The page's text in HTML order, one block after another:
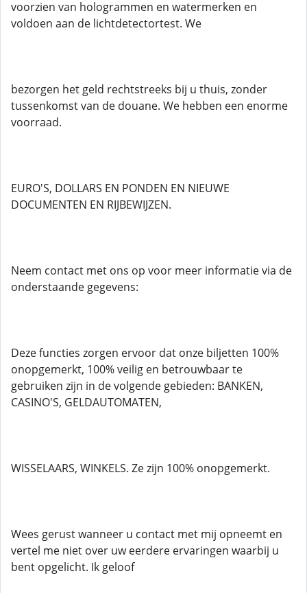
voorzien van hologrammen en watermerken en
voldoen aan de lichtdetectortest. We
bezorgen het geld rechtstreeks bij u thuis, zonder
tussenkomst van de douane. We hebben een enorme
voorraad.
EURO'S, DOLLARS EN PONDEN EN NIEUWE
DOCUMENTEN EN RIJBEWIJZEN.
Neem contact met ons op voor meer informatie via de
onderstaande gegevens:
Deze functies zorgen ervoor dat onze biljetten 100%
onopgemerkt, 100% veilig en betrouwbaar te
gebruiken zijn in de volgende gebieden: BANKEN,
CASINO'S, GELDAUTOMATEN,
WISSELAARS, WINKELS. Ze zijn 100% onopgemerkt.
Wees gerust wanneer u contact met mij opneemt en
vertel me niet over uw eerdere ervaringen waarbij u
bent opgelicht. Ik geloof